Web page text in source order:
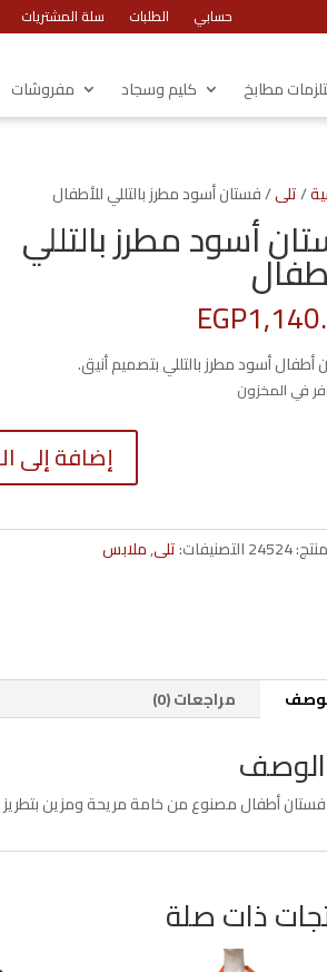
حسابي الطلبات سلة المشتريات
مطابخ كليم وسجاد مفروشات
/تلى/ فستان أسود مطرز بالتللي للأطفال
أسود مطرز بالتللي
EGP
أطفال أسود مطرز بالتللي بتصميم أنيق.
إضافة إلى
24524التصنيفات:تلى,ملابس
مراجعات (0)
الوصف
فستان أطفال مصنوع من خامة مريحة ومزين بتطريز
ذات صلة